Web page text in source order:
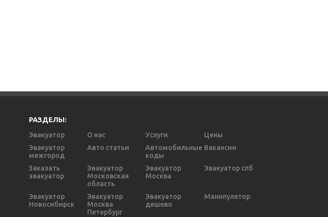
РАЗДЕЛЫ:
Эвакуатор
О нас Услуги
Цены
Эвакуатор
межгород
Авто статьи
Автомобильные
коды
Вакансии
Заказать
эвакуатор
Эвакуатор
Московская
область
Эвакуатор
Москва
Эвакуатор спб
Эвакуатор
Новосибирск
Эвакуатор
Москва
Петербург
Эвакуатор
дешево
Манипулятор